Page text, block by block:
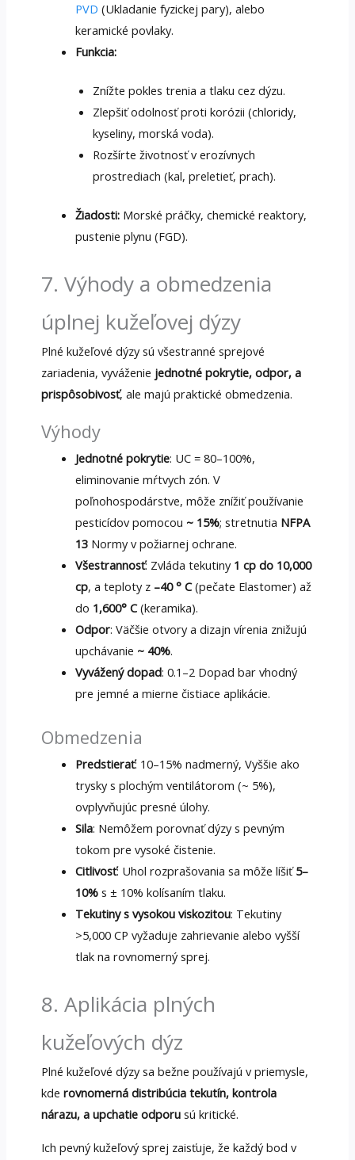
PVD (Ukladanie fyzickej pary), alebo
keramické povlaky.
Funkcia:
Znížte pokles trenia a tlaku cez dýzu.
Zlepšiť odolnosť proti korózii (chloridy,
kyseliny, morská voda).
Rozšírte životnosť v erozívnych
prostrediach (kal, preletieť, prach).
Žiadosti: Morské práčky, chemické reaktory,
pustenie plynu (FGD).
7. Výhody a obmedzenia
úplnej kužeľovej dýzy
Plné kužeľové dýzy sú všestranné sprejové
zariadenia, vyváženie jednotné pokrytie, odpor, a
prispôsobivosť, ale majú praktické obmedzenia.
Výhody
Jednotné pokrytie: UC = 80–100%,
eliminovanie mŕtvych zón. V
poľnohospodárstve, môže znížiť používanie
pesticídov pomocou ~ 15%; stretnutia NFPA
13 Normy v požiarnej ochrane.
Všestrannosť: Zvláda tekutiny 1 cp do 10,000
cp, a teploty z –40 ° C(pečate Elastomer) až
do 1,600° C(keramika).
Odpor: Väčšie otvory a dizajn vírenia znižujú
upchávanie ~ 40%.
Vyvážený dopad: 0.1–2 Dopad bar vhodný
pre jemné a mierne čistiace aplikácie.
Obmedzenia
Predstierať: 10–15% nadmerný, Vyššie ako
trysky s plochým ventilátorom (~ 5%),
ovplyvňujúc presné úlohy.
Sila: Nemôžem porovnať dýzy s pevným
tokom pre vysoké čistenie.
Citlivosť: Uhol rozprašovania sa môže líšiť5–
10% s ± 10% kolísaním tlaku.
Tekutiny s vysokou viskozitou: Tekutiny
>5,000 CP vyžaduje zahrievanie alebo vyšší
tlak na rovnomerný sprej.
8. Aplikácia plných
kužeľových dýz
Plné kužeľové dýzy sa bežne používajú v priemysle,
kde rovnomerná distribúcia tekutín, kontrola
nárazu, a upchatie odporusú kritické.
Ich pevný kužeľový sprej zaisťuje, že každý bod v